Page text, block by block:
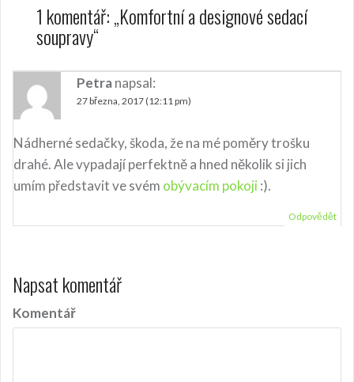
e
r
o
p
ř
í
p
ě
v
1 komentář: „Komfortní a designové sedací
soupravy“
Petranapsal:
27 března, 2017 (12:11 pm)
Nádherné sedačky, škoda, že na mé poměry trošku
drahé. Ale vypadají perfektně a hned několik si jich
umím představit ve svém obývacím pokoji:).
Odpovědět
Napsat komentář
Komentář